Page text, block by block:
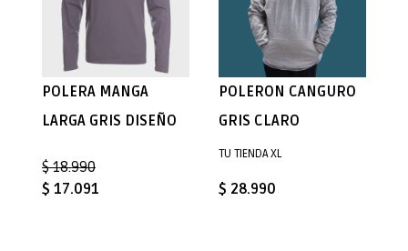
POLERA MANGA
LARGA GRIS DISEÑO
$ 18.990
$ 17.091
POLERON CANGURO
GRIS CLARO
TU TIENDA XL
$ 28.990